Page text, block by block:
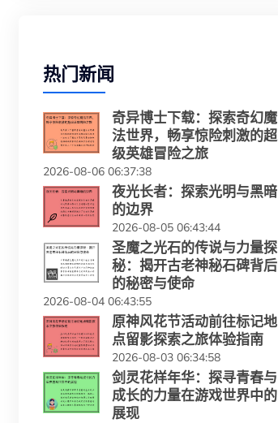
热门新闻
奇异博士下载：探索奇幻魔
法世界，畅享惊险刺激的超
级英雄冒险之旅
2026-08-06 06:37:38
夜光长者：探索光明与黑暗
的边界
2026-08-05 06:43:44
圣魔之光石的传说与力量探
秘：揭开古老神秘石碑背后
的秘密与使命
2026-08-04 06:43:55
原神风花节活动前往标记地
点留影探索之旅体验指南
2026-08-03 06:34:58
剑灵花样年华：探寻青春与
成长的力量在游戏世界中的
展现